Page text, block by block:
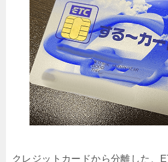
クレジットカードから分離した、